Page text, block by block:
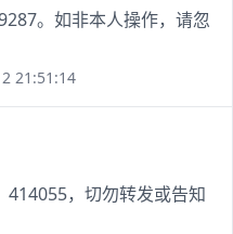
。如非本人操作，请忽
21:51:14
414055，切勿转发或告知